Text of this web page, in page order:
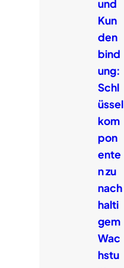
und
Kun
den
bind
ung:
Schl
üssel
kom
pon
ente
n zu
nach
halti
gem
Wac
hstu